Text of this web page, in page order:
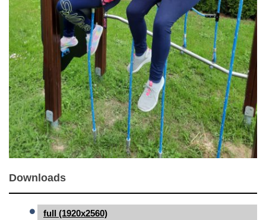
Downloads
full (1920x2560)